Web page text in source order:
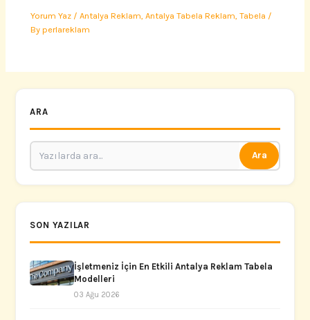
Yorum Yaz /Antalya Reklam ,Antalya Tabela Reklam ,Tabela /
Byperlareklam
ARA
Ara
SON YAZILAR
İşletmeniz İçin En Etkili Antalya Reklam Tabela
Modelleri
03 Ağu 2026